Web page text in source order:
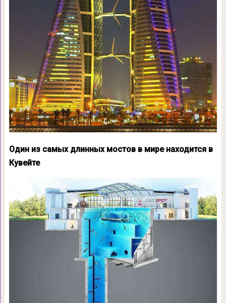
Один из самых длинных мостов в мире находится в
Кувейте